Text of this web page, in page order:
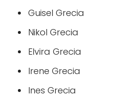
Guisel Grecia
Nikol Grecia
Elvira Grecia
Irene Grecia
Ines Grecia